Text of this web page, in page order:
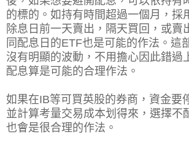
的標的。如持有時間超過一個月，採
除息日前一天賣出，隔天買回，或賣
同配息日的ETF也是可能的作法。這
沒有明顯的波動，不用擔心因此錯過
配息算是可能的合理作法。
如果在IB等可買英股的券商，資金要
並計算考量交易成本划得來，選擇不
也會是很合理的作法。